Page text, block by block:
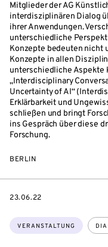
Mitglieder der AG
interdisziplinären Dialog
ihrer Anwendungen.
unterschiedliche
Konzepte bedeuten nicht
Konzepte in allen
unterschiedliche Aspekte
„Interdisciplinary
Uncertainty of AI“
Erklärbarkeit und
schließen und bringt
ins Gespräch über diese
Forschung.
BERLIN
Themen:
VERANSTALTUNG
EVENTBEGINSON
23.06.22